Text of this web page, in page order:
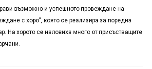
възможно и успешното провеждане на
с хоро”, която се реализира за поредна
На хорото се наловиха много от присъстващите